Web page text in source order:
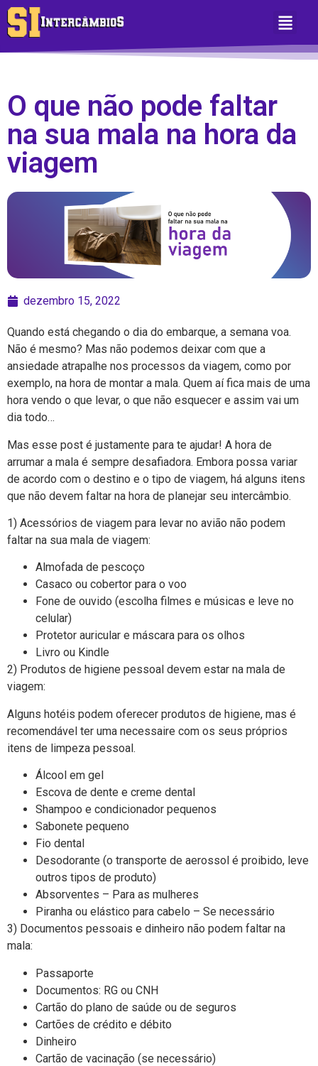
O que não pode faltar
na sua mala na hora da
viagem
dezembro 15, 2022
Quando está chegando o dia do embarque, a semana voa.
Não é mesmo? Mas não podemos deixar com que a
ansiedade atrapalhe nos processos da viagem, como por
exemplo, na hora de montar a mala. Quem aí fica mais de uma
hora vendo o que levar, o que não esquecer e assim vai um
dia todo…
Mas esse post é justamente para te ajudar! A hora de
arrumar a mala é sempre desafiadora. Embora possa variar
de acordo com o destino e o tipo de viagem, há alguns itens
que não devem faltar na hora de planejar seu intercâmbio.
1) Acessórios de viagem para levar no avião não podem
faltar na sua mala de viagem:
Almofada de pescoço
Casaco ou cobertor para o voo
Fone de ouvido (escolha filmes e músicas e leve no
celular)
Protetor auricular e máscara para os olhos
Livro ou Kindle
2) Produtos de higiene pessoal devem estar na mala de
viagem:
Alguns hotéis podem oferecer produtos de higiene, mas é
recomendável ter uma necessaire com os seus próprios
itens de limpeza pessoal.
Álcool em gel
Escova de dente e creme dental
Shampoo e condicionador pequenos
Sabonete pequeno
Fio dental
Desodorante (o transporte de aerossol é proibido, leve
outros tipos de produto)
Absorventes – Para as mulheres
Piranha ou elástico para cabelo – Se necessário
3) Documentos pessoais e dinheiro não podem faltar na
mala:
Passaporte
Documentos: RG ou CNH
Cartão do plano de saúde ou de seguros
Cartões de crédito e débito
Dinheiro
Cartão de vacinação (se necessário)